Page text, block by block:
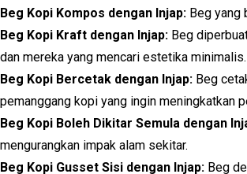
Beg Kopi Kompos dengan Injap: Beg yang
Beg Kopi Kraft dengan Injap: Beg
dan mereka yang mencari estetika minimalis.
Beg Kopi Bercetak dengan Injap: Beg
pemanggang kopi yang ingin meningkatkan
Beg Kopi Boleh Dikitar Semula dengan
mengurangkan impak alam sekitar.
Beg Kopi Gusset Sisi dengan Injap: Beg